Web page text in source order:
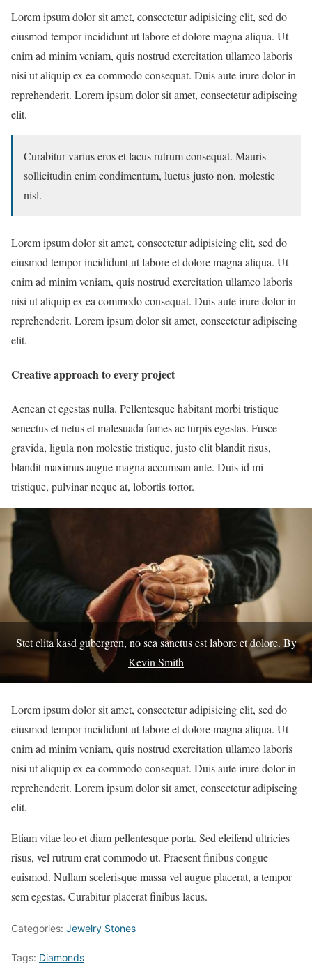
Lorem ipsum dolor sit amet, consectetur adipisicing elit, sed do
eiusmod tempor incididunt ut labore et dolore magna aliqua. Ut
enim ad minim veniam, quis nostrud exercitation ullamco laboris
nisi ut aliquip ex ea commodo consequat. Duis aute irure dolor in
reprehenderit. Lorem ipsum dolor sit amet, consectetur adipiscing
elit.
Curabitur varius eros et lacus rutrum consequat. Mauris
sollicitudin enim condimentum, luctus justo non, molestie
nisl.
Lorem ipsum dolor sit amet, consectetur adipisicing elit, sed do
eiusmod tempor incididunt ut labore et dolore magna aliqua. Ut
enim ad minim veniam, quis nostrud exercitation ullamco laboris
nisi ut aliquip ex ea commodo consequat. Duis aute irure dolor in
reprehenderit. Lorem ipsum dolor sit amet, consectetur adipiscing
elit.
Creative approach to every project
Aenean et egestas nulla. Pellentesque habitant morbi tristique
senectus et netus et malesuada fames ac turpis egestas. Fusce
gravida, ligula non molestie tristique, justo elit blandit risus,
blandit maximus augue magna accumsan ante. Duis id mi
tristique, pulvinar neque at, lobortis tortor.
Stet clita kasd gubergren, no sea sanctus est labore et dolore. By
Kevin Smith
Lorem ipsum dolor sit amet, consectetur adipisicing elit, sed do
eiusmod tempor incididunt ut labore et dolore magna aliqua. Ut
enim ad minim veniam, quis nostrud exercitation ullamco laboris
nisi ut aliquip ex ea commodo consequat. Duis aute irure dolor in
reprehenderit. Lorem ipsum dolor sit amet, consectetur adipiscing
elit.
Etiam vitae leo et diam pellentesque porta. Sed eleifend ultricies
risus, vel rutrum erat commodo ut. Praesent finibus congue
euismod. Nullam scelerisque massa vel augue placerat, a tempor
sem egestas. Curabitur placerat finibus lacus.
Categories: Jewelry Stones
Tags: Diamonds